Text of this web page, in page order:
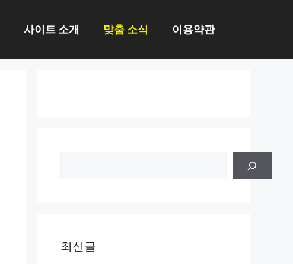
사이트 소개 맞춤 소식 이용약관
최신글